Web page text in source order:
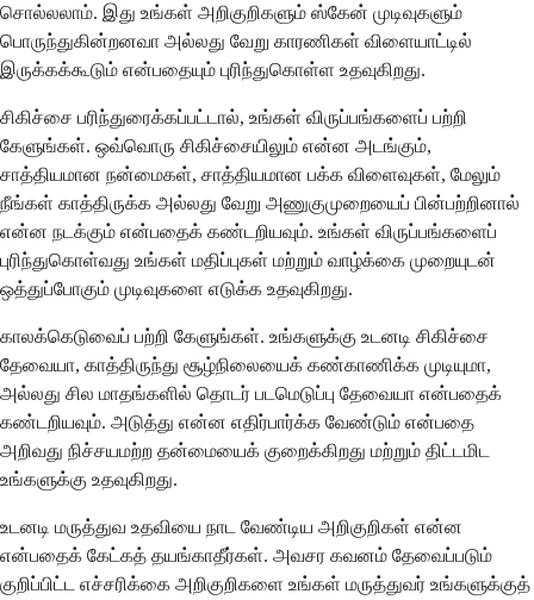
சொல்லலாம். இது உங்கள் அறிகுறிகளும் ஸ்கேன் முடிவுகளும்
பொருந்துகின்றனவா அல்லது வேறு காரணிகள் விளையாட்டில்
இருக்கக்கூடும் என்பதையும் புரிந்துகொள்ள உதவுகிறது.
சிகிச்சை பரிந்துரைக்கப்பட்டால், உங்கள் விருப்பங்களைப் பற்றி
கேளுங்கள். ஒவ்வொரு சிகிச்சையிலும் என்ன அடங்கும்,
சாத்தியமான நன்மைகள், சாத்தியமான பக்க விளைவுகள், மேலும்
நீங்கள் காத்திருக்க அல்லது வேறு அணுகுமுறையைப் பின்பற்றினால்
என்ன நடக்கும் என்பதைக் கண்டறியவும். உங்கள் விருப்பங்களைப்
புரிந்துகொள்வது உங்கள் மதிப்புகள் மற்றும் வாழ்க்கை முறையுடன்
ஒத்துப்போகும் முடிவுகளை எடுக்க உதவுகிறது.
காலக்கெடுவைப் பற்றி கேளுங்கள். உங்களுக்கு உடனடி சிகிச்சை
தேவையா, காத்திருந்து சூழ்நிலையைக் கண்காணிக்க முடியுமா,
அல்லது சில மாதங்களில் தொடர் படமெடுப்பு தேவையா என்பதைக்
கண்டறியவும். அடுத்து என்ன எதிர்பார்க்க வேண்டும் என்பதை
அறிவது நிச்சயமற்ற தன்மையைக் குறைக்கிறது மற்றும் திட்டமிட
உங்களுக்கு உதவுகிறது.
உடனடி மருத்துவ உதவியை நாட வேண்டிய அறிகுறிகள் என்ன
என்பதைக் கேட்கத் தயங்காதீர்கள். அவசர கவனம் தேவைப்படும்
குறிப்பிட்ட எச்சரிக்கை அறிகுறிகளை உங்கள் மருத்துவர் உங்களுக்குத்